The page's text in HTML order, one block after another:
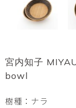
宮内知子
bowl
樹種：ナラ